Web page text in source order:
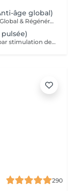
âge global)
SOIN SUBLIME SKIN PRIVILÈGE Anti-Âge Global & Régénérant Le soin d'excellence pour une peau sublimée ! Ce protocole complet associe les technologies anti-âge les plus avancées et des techniques de massage profondes pour un effet lifting et raffermissant immédiat. Il agit sur la perte de volume, les rides et le relâchement cutané pour une peau redensifiée, éclatante et plus jeune. SOINS DU VISAGE COMFORT ZONE Nos soins du visage utilisent les produits de la marque Comfort Zone, une référence en cosmétique professionnelle alliant science, nature et innovation. Formulés avec des ingrédients d'origine naturelle, sans silicones, parabènes ni huiles minérales, ces soins sont conçus pour respecter l'équilibre de la peau tout en offrant des résultats visibles et durables. Chaque soin est un véritable rituel de bien-être et d'efficacité, adapté aux besoins spécifiques de votre peau.
Traitement préventif et curatif des ridules par stimulation des fibroblastes présents dans le derme.
290